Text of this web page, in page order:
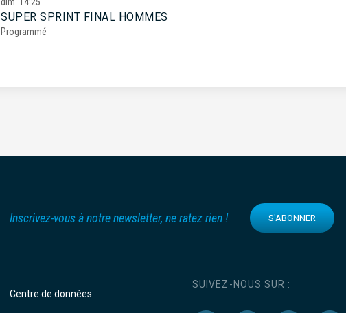
SUPER SPRINT FINAL HOMMES
Programmé
Inscrivez-vous à notre newsletter, ne ratez rien ! S'ABONNER
Centre de données
SUIVEZ-NOUS SUR :